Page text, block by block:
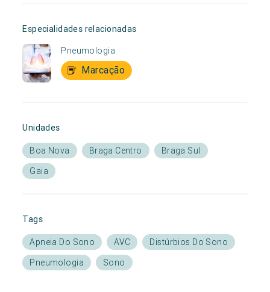
Especialidades relacionadas
Pneumologia
Marcação
Unidades
Boa Nova Braga Centro
Braga Sul
Gaia
Tags
Apneia Do Sono AVC
Distúrbios Do Sono
Pneumologia
Sono